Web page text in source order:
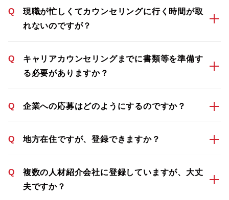
Q
現職が忙しくてカウンセリングに行く時間が取
れないのですが？
Q
キャリアカウンセリングまでに書類等を準備す
る必要がありますか？
Q 企業への応募はどのようにするのですか？
Q 地方在住ですが、登録できますか？
Q
複数の人材紹介会社に登録していますが、大丈
夫ですか？